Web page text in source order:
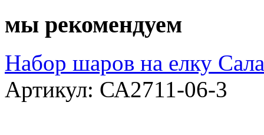
мы рекомендуем
Набор шаров на елку
Артикул: СА2711-06-3